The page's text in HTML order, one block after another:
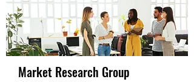
Market Research Group